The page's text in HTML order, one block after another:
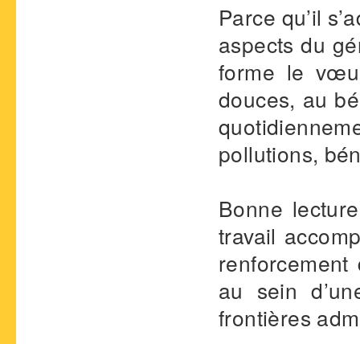
Parce qu’il
aspects du
forme le vœu
douces, au
pollutions,
Bonne
travail
au sein
frontières